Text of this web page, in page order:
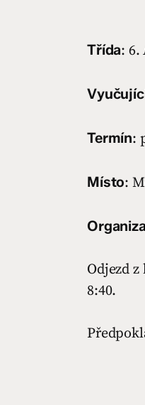
Třída: 6.
Termín:
Místo:
Odjezd
8:40.